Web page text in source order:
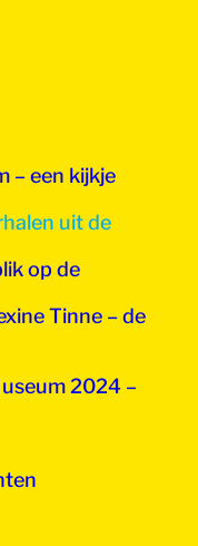
– een kijkje
uit de
op de
Tinne – de
2024 –